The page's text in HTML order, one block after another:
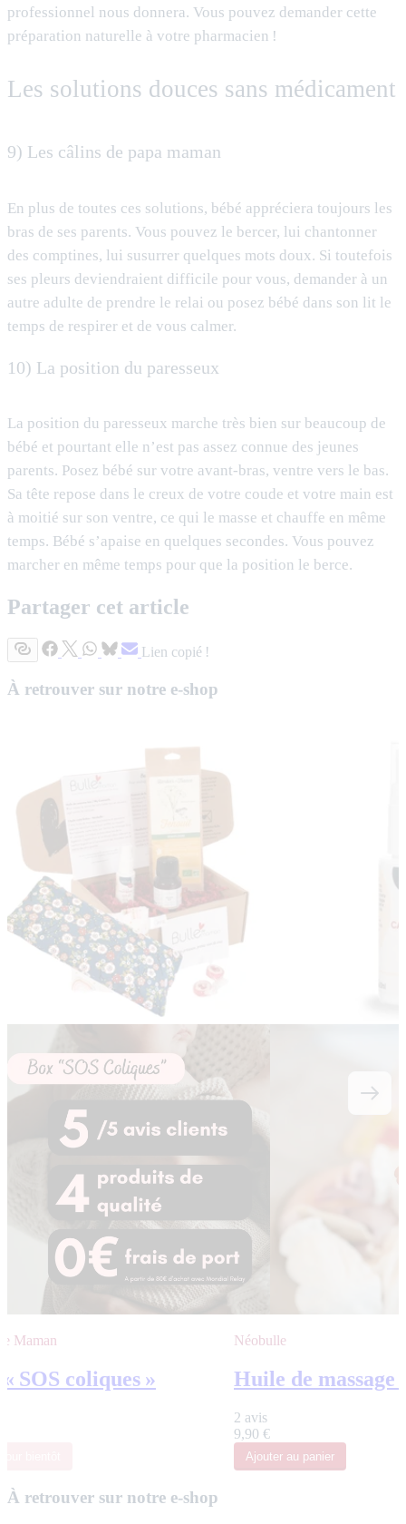
professionnel nous donnera. Vous pouvez demander cette
préparation naturelle à votre pharmacien !
Les solutions douces sans médicament
9) Les câlins de papa maman
En plus de toutes ces solutions, bébé appréciera toujours les
bras de ses parents. Vous pouvez le bercer, lui chantonner
des comptines, lui susurrer quelques mots doux. Si toutefois
ses pleurs deviendraient difficile pour vous, demander à un
autre adulte de prendre le relai ou posez bébé dans son lit le
temps de respirer et de vous calmer.
10) La position du paresseux
La position du paresseux marche très bien sur beaucoup de
bébé et pourtant elle n’est pas assez connue des jeunes
parents. Posez bébé sur votre avant-bras, ventre vers le bas.
Sa tête repose dans le creux de votre coude et votre main est
à moitié sur son ventre, ce qui le masse et chauffe en même
temps. Bébé s’apaise en quelques secondes. Vous pouvez
marcher en même temps pour que la position le berce.
Partager cet article
Lien copié !
À retrouver sur notre e-shop
Maman
SOS coliques »
Néobulle
Huile de
2 avis
9,90 €
Ajouter au panier
À retrouver sur notre e-shop